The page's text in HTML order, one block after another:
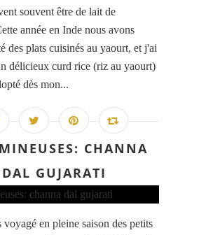
souvent être de lait de
année en Inde nous avons
des plats cuisinés au yaourt, et j'ai
délicieux curd rice (riz au yaourt)
dès mon...
CHANNA
DAL GUJARATI
voyagé en pleine saison des petits